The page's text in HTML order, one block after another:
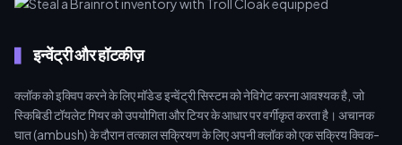
इन्वेंट्री और हॉटकीज़
क्लॉक को इक्विप करने के लिए मॉडेड इन्वेंट्री सिस्टम को नेविगेट करना आवश्यक है, जो
स्किबिडी टॉयलेट गियर को उपयोगिता और टियर के आधार पर वर्गीकृत करता है। अचानक
घात (ambush) के दौरान तत्काल सक्रियण के लिए अपनी क्लॉक को एक सक्रिय क्विक-